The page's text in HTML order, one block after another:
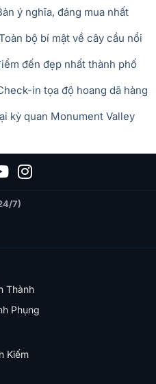
ý nghĩa, đáng mua nhất
bộ bí mật về cây cầu nổi
đến đẹp nhất thành phố
in tọa độ hoang dã hàng
kỳ quan Monument Valley
7)
Thành
Phụng
Kiếm